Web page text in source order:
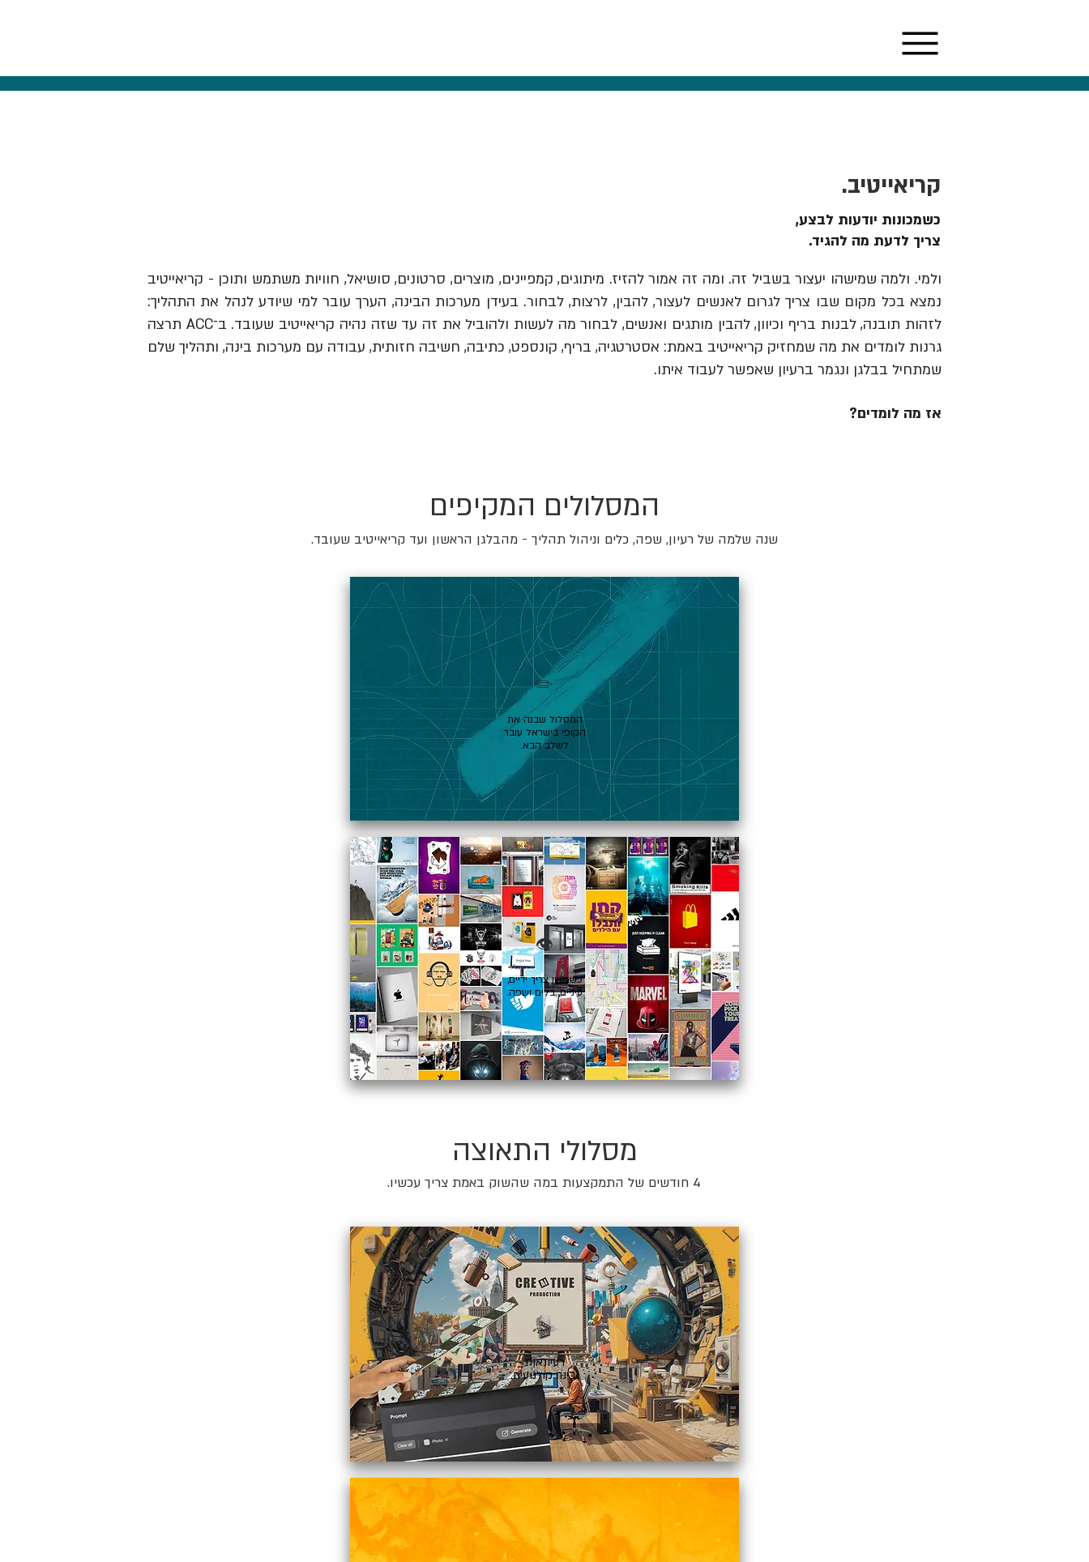
קריאייטיב.
כשמכונות יודעות לבצע,
צריך לדעת מה להגיד.
ולמי. ולמה שמישהו יעצור בשביל זה. ומה זה אמור להזיז. מיתוגים, קמפיינים, מוצרים, סרטונים, סושיאל, חוויות משתמש ותוכן - קריאייטיב
נמצא בכל מקום שבו צריך לגרום לאנשים לעצור, להבין, לרצות, לבחור. בעידן מערכות הבינה, הערך עובר למי שיודע לנהל את התהליך:
לזהות תובנה, לבנות בריף וכיוון, להבין מותגים ואנשים, לבחור מה לעשות ולהוביל את זה עד שזה נהיה קריאייטיב שעובד. ב־ACC תרצה
גרנות לומדים את מה שמחזיק קריאייטיב באמת: אסטרטגיה, בריף, קונספט, כתיבה, חשיבה חזותית, עבודה עם מערכות בינה, ותהליך שלם
שמתחיל בבלגן ונגמר ברעיון שאפשר לעבוד איתו.
אז מה לומדים?
המסלולים המקיפים
שנה שלמה של רעיון, שפה, כלים וניהול תהליך - מהבלגן הראשון ועד קריאייטיב שעובד.
✏️
המסלול שבנה את
הקופי בישראל עובר
לשלב הבא.
👁️
כשרעיון צריך ידיים,
עיניים, כלים ושפה.
מסלולי התאוצה
4 חודשים של התמקצעות במה שהשוק באמת צריך עכשיו.
🎬
רעיונאות
ובינה קולנועית.